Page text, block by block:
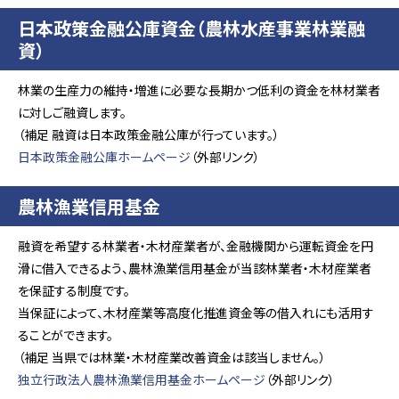
日本政策金融公庫資金（農林水産事業林業融
資）
林業の生産力の維持・増進に必要な長期かつ低利の資金を林材業者
に対しご融資します。
（補足 融資は日本政策金融公庫が行っています。）
日本政策金融公庫ホームページ （外部リンク）
農林漁業信用基金
融資を希望する林業者・木材産業者が、金融機関から運転資金を円
滑に借入できるよう、農林漁業信用基金が当該林業者・木材産業者
を保証する制度です。
当保証によって、木材産業等高度化推進資金等の借入れにも活用す
ることができます。
（補足 当県では林業・木材産業改善資金は該当しません。）
独立行政法人農林漁業信用基金ホームページ （外部リンク）